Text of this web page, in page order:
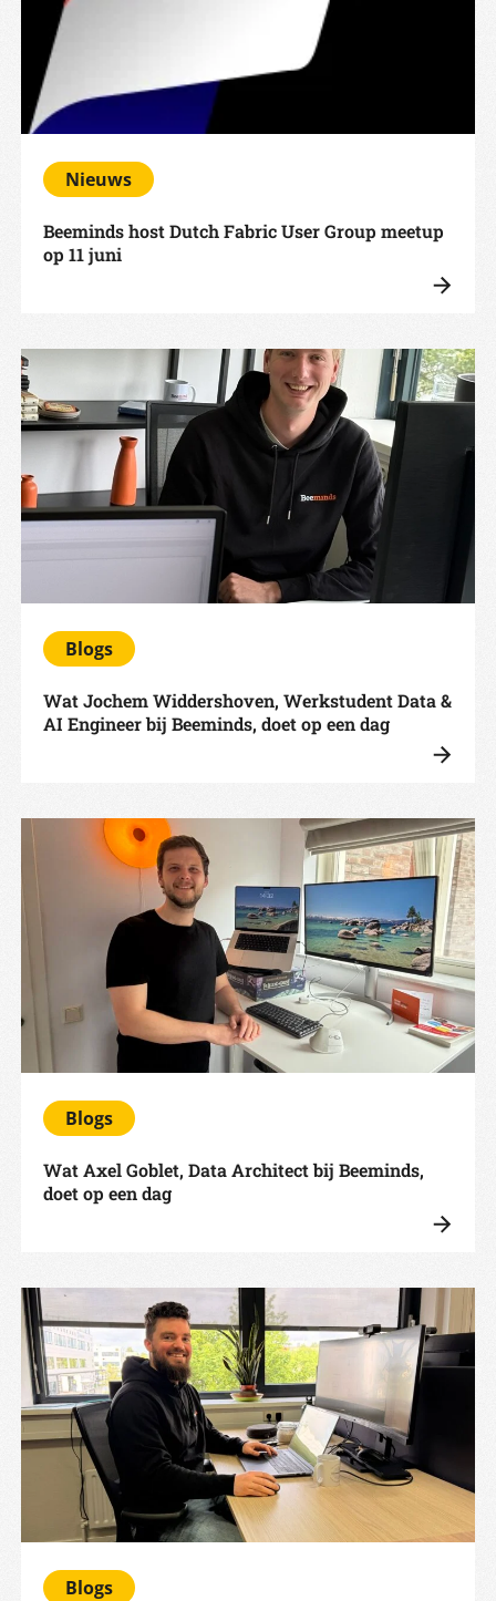
Nieuws
Beeminds host Dutch Fabric User Group meetup
op 11 juni
Blogs
Wat Jochem Widdershoven, Werkstudent Data &
AI Engineer bij Beeminds, doet op een dag
Blogs
Wat Axel Goblet, Data Architect bij Beeminds,
doet op een dag
Blogs